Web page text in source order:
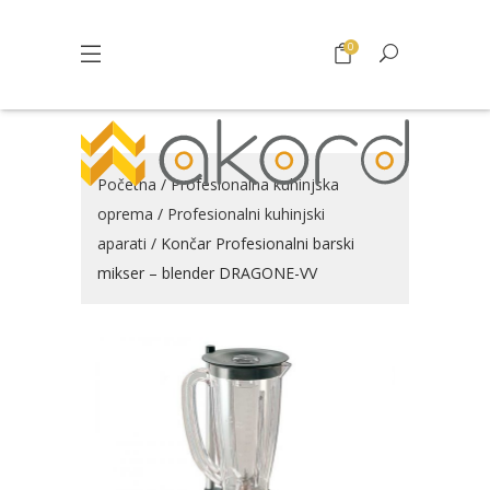
0
Početna /Profesionalna kuhinjska
oprema / Profesionalni kuhinjski
aparati / Končar Profesionalni barski
mikser – blender DRAGONE-VV